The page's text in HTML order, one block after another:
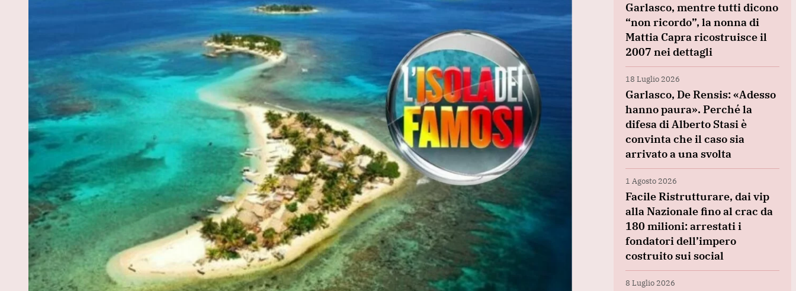
Garlasco, mentre tutti dicono
“non ricordo”, la nonna di
Mattia Capra ricostruisce il
2007 nei dettagli
18 Luglio 2026
Garlasco, De Rensis: «Adesso
hanno paura». Perché la
difesa di Alberto Stasi è
convinta che il caso sia
arrivato a una svolta
1 Agosto 2026
Facile Ristrutturare, dai vip
alla Nazionale fino al crac da
180 milioni: arrestati i
fondatori dell’impero
costruito sui social
8 Luglio 2026